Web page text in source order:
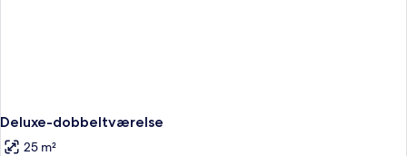
Deluxe-dobbeltværelse
25 m²